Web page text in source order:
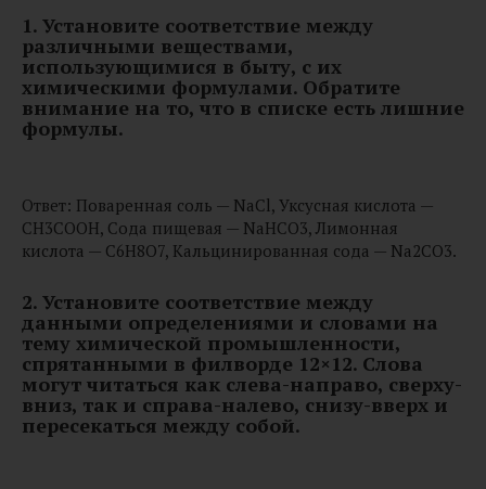
1. Установите соответствие между
различными веществами,
использующимися в быту, с их
химическими формулами. Обратите
внимание на то, что в списке есть лишние
формулы.
Ответ: Поваренная соль — NaCl, Уксусная кислота —
CH3COOH, Сода пищевая — NaHCO3, Лимонная
кислота — C6H8O7, Кальцинированная сода — Na2CO3.
2. Установите соответствие между
данными определениями и словами на
тему химической промышленности,
спрятанными в филворде 12×12. Слова
могут читаться как слева-направо, сверху-
вниз, так и справа-налево, снизу-вверх и
пересекаться между собой.